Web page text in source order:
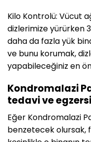
Kilo Kontrolü: Vücut
dizlerimize yürürken
daha da fazla yük
ve bunu korumak,
yapabileceğiniz en
Kondromalazi
tedavi ve
Eğer Kondromalazi
benzetecek olursak,